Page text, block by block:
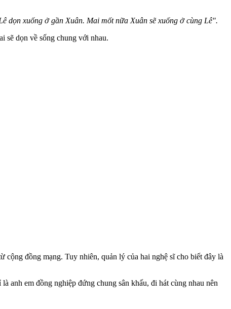
dọn xuống ở gần Xuân. Mai mốt nữa Xuân sẽ xuống ở cùng Lê".
sẽ dọn về sống chung với nhau.
đồng mạng. Tuy nhiên, quản lý của hai nghệ sĩ cho biết đây là
anh em đồng nghiệp đứng chung sân khấu, đi hát cùng nhau nên